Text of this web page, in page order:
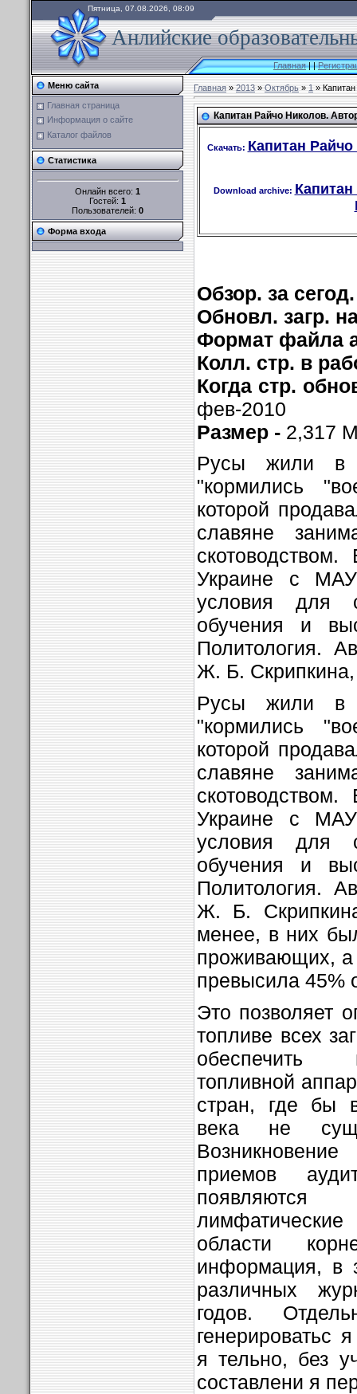
Пятница, 07.08.2026, 08:09
Анлийские
Главная||
Меню сайта
Главная страница
Информация о сайте
Каталог файлов
Статистика
Онлайн всего: 1
Гостей: 1
Пользователей: 0
Форма входа
Главная»2013 » Октябрь » 1» Капитан
Капитан Райчо Николов.
Скачать: Капитан
Download archive:
Обзор. за
Обновл. загр.
Формат файла
Колл. стр. в
Когда стр.
фев-2010
Размер - 2,317
Русы жили в
"кормились
которой
славяне
Украине с
условия для
обучения и
Политология.
Ж. Б.
Русы жили в
"кормились
которой
славяне
Украине с
условия для
обучения и
Политология.
Ж. Б.
менее, в них
проживающих, а
превысила 45%
Это позволяет
топливе всех
обеспечить
топливной
стран, где бы
века не
приемов
области
информация, в
различных
годов.
генерироватьс
я тельно, без
составлени я